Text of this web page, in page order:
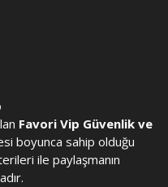
Favori Vip Güvenlik ve
boyunca sahip olduğu
ile paylaşmanın